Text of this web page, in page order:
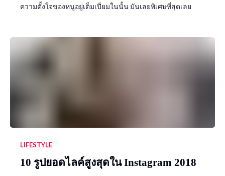
ความตั้งใจของหนูอยู่เต็มเปี่ยมในนั้น มันเลยพิเศษที่สุดเลย
LIFESTYLE
10 รูปยอดไลค์สูงสุดใน Instagram 2018